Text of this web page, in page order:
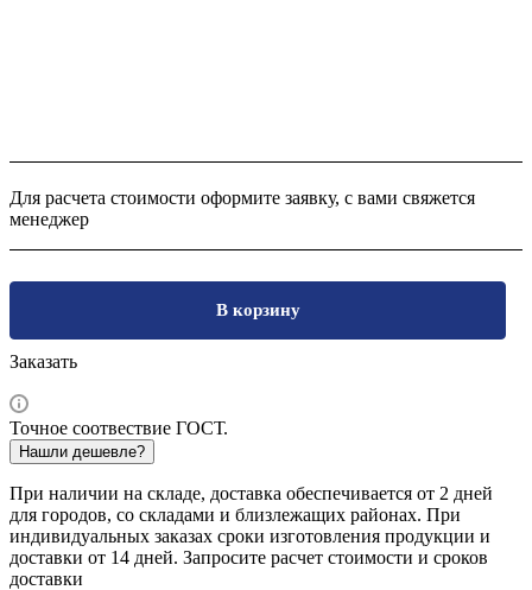
Для расчета стоимости оформите заявку, с вами свяжется
менеджер
В корзину
Заказать
Точное соотвествие ГОСТ.
Нашли дешевле?
При наличии на складе, доставка обеспечивается от 2 дней
для городов, со складами и близлежащих районах. При
индивидуальных заказах сроки изготовления продукции и
доставки от 14 дней. Запросите расчет стоимости и сроков
доставки